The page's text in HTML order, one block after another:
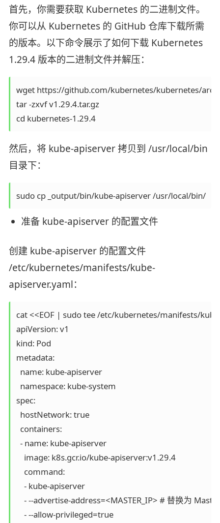
首先，你需要获取 Kubernetes 的二进制文件。
你可以从 Kubernetes 的 GitHub 仓库下载所需
的版本。以下命令展示了如何下载 Kubernetes
1.29.4 版本的二进制文件并解压：
wget https://github.com/kubernetes/kubernetes/
tar -zxvf v1.29.4.tar.gz
cd kubernetes-1.29.4
然后，将 kube-apiserver 拷贝到 /usr/local/bin
目录下：
sudo cp _output/bin/kube-apiserver /usr/local/bin/
准备 kube-apiserver 的配置文件
创建 kube-apiserver 的配置文件
/etc/kubernetes/manifests/kube-
apiserver.yaml：
cat <<EOF | sudo tee /etc/kubernetes/manifests/
apiVersion: v1
kind: Pod
metadata:
  name: kube-apiserver
  namespace: kube-system
spec:
  hostNetwork: true
  containers:
  - name: kube-apiserver
    image: k8s.gcr.io/kube-apiserver:v1.29.4
    command:
    - kube-apiserver
- --advertise-address=<MASTER_IP> # 替换为
    - --allow-privileged=true